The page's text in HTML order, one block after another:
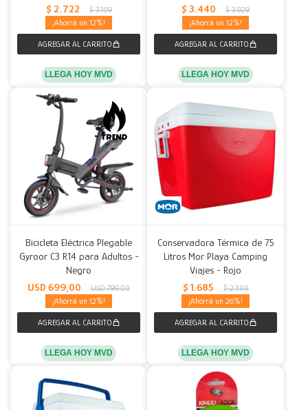
$ 2.722 $ 3.109
12
LLEGA HOY MVD
$ 3.440 $ 3.929
12
LLEGA HOY MVD
Bicicleta Eléctrica Plegable
Gyroor C3 R14 para Adultos -
Negro
USD 699,00 USD 799,00
12
LLEGA HOY MVD
Conservadora Térmica de 75
Litros Mor Playa Camping
Viajes - Rojo
$ 1.685 $ 2.300
26
LLEGA HOY MVD